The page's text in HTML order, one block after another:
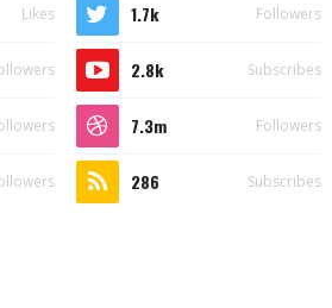
Likes 1.7k Followers
2.8k Subscribes
7.3m Followers
286 Subscribes